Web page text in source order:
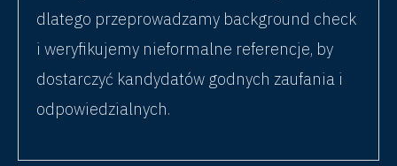
dlatego przeprowadzamy background check
i weryfikujemy nieformalne referencje, by
dostarczyć kandydatów godnych zaufania i
odpowiedzialnych.